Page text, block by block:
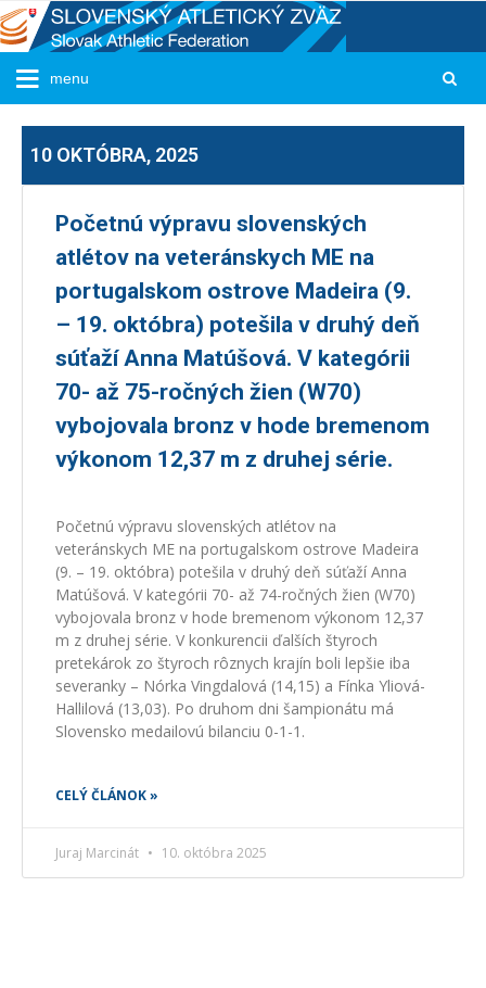
10 OKTÓBRA, 2025
Početnú výpravu slovenských
atlétov na veteránskych ME na
portugalskom ostrove Madeira (9.
– 19. októbra) potešila v druhý deň
súťaží Anna Matúšová. V kategórii
70- až 75-ročných žien (W70)
vybojovala bronz v hode bremenom
výkonom 12,37 m z druhej série.
Početnú výpravu slovenských atlétov na
veteránskych ME na portugalskom ostrove Madeira
(9. – 19. októbra) potešila v druhý deň súťaží Anna
Matúšová. V kategórii 70- až 74-ročných žien (W70)
vybojovala bronz v hode bremenom výkonom 12,37
m z druhej série. V konkurencii ďalších štyroch
pretekárok zo štyroch rôznych krajín boli lepšie iba
severanky – Nórka Vingdalová (14,15) a Fínka Yliová-
Hallilová (13,03). Po druhom dni šampionátu má
Slovensko medailovú bilanciu 0-1-1.
CELÝ ČLÁNOK »
Juraj Marcinát 10. októbra 2025